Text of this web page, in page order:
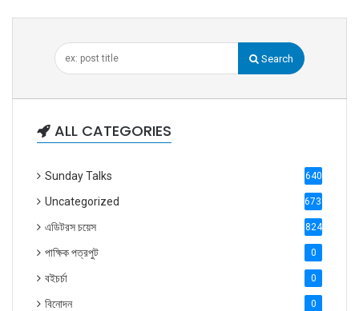
Search
ALL CATEGORIES
Sunday Talks 640
Uncategorized 6738
এডিটরস চয়েস 824
পাক্ষিক পত্রপুট 0
বইচর্চা 0
বিনোদন 0